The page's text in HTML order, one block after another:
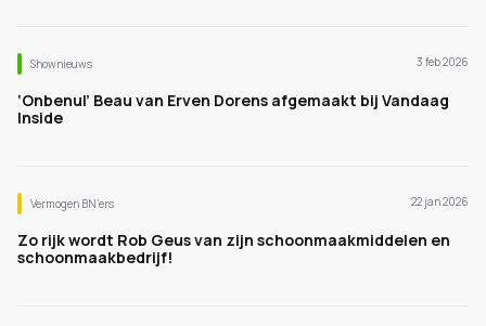
Shownieuws 3 feb 2026
‘Onbenul’ Beau van Erven Dorens afgemaakt bij Vandaag
Inside
Vermogen BN’ers 22 jan 2026
Zo rijk wordt Rob Geus van zijn schoonmaakmiddelen en
schoonmaakbedrijf!